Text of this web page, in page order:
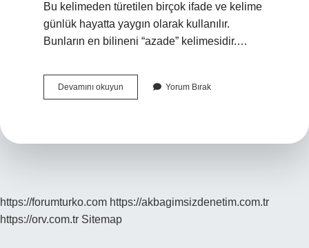
Bu kelimeden türetilen birçok ifade ve kelime
günlük hayatta yaygın olarak kullanılır.
Bunların en bilineni “azade” kelimesidir.…
Devamını okuyun
Nasil
Yorum Bırak
https://forumturko.com https://akbagimsizdenetim.com.tr
https://orv.com.tr Sitemap